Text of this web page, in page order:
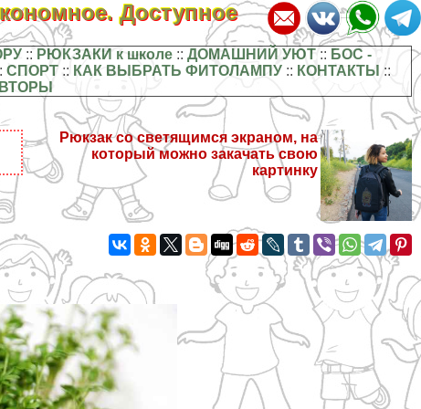
Доступное
:: РЮКЗАКИ к школе:: ДОМАШНИЙ УЮТ:: БОС -
СПОРТ :: КАК ВЫБРАТЬ ФИТОЛАМПУ :: КОНТАКТЫ ::
Рюкзак со светящимся экраном, на
который можно закачать свою
картинку